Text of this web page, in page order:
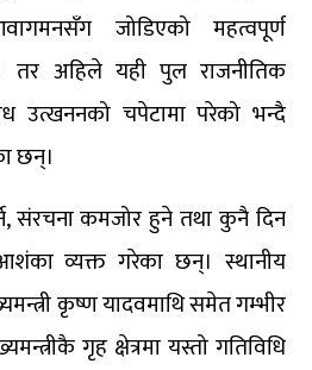
जोडिएको महत्वपूर्ण
तर अहिले यही पुल राजनीतिक
उत्खननको चपेटामा परेको भन्दै
छन्।
संरचना कमजोर हुने तथा कुनै दिन
व्यक्त गरेका छन्। स्थानीय
कृष्ण यादवमाथि समेत गम्भीर
गृह क्षेत्रमा यस्तो गतिविधि